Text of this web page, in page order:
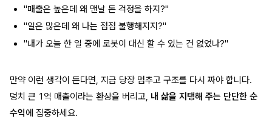
"매출은 높은데 왜 맨날 돈 걱정을 하지?"
"일은 많은데 왜 나는 점점 불행해지지?"
"내가 오늘 한 일 중에 로봇이 대신 할 수 있는 건 없었나?"
만약 이런 생각이 든다면, 지금 당장 멈추고 구조를 다시 짜야 합니다.
덩치 큰 1억 매출이라는 환상을 버리고, 내 삶을 지탱해 주는 단단한 순
수익에 집중하세요.